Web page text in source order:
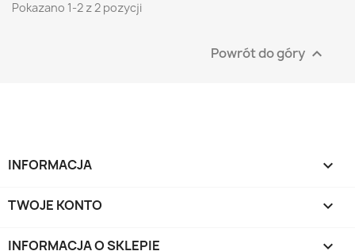
Pokazano 1-2 z 2 pozycji
Powrót do góry 
INFORMACJA 
TWOJE KONTO 
INFORMACJA O SKLEPIE keyboard_arrow_down